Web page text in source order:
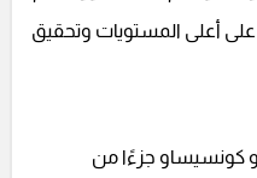
أعلى المستويات وتحقيق
كونسيساو جزءًا من